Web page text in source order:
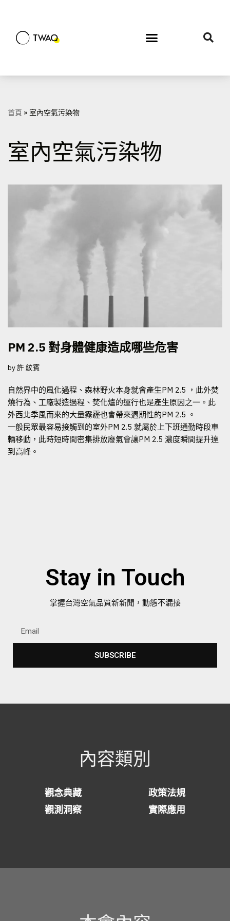
首頁 » 室內空氣污染物
室內空氣污染物
PM 2.5 對身體健康造成哪些危害
by許 紋賓
自然界中的風化過程、森林野火本身就會產生PM 2.5 ，此外焚
燒行為、工廠製造過程、焚化爐的運行也是產生原因之一。此
外西北季風而來的大量霧霾也會帶來週期性的PM 2.5 。
一般民眾最容易接觸到的室外PM 2.5 就屬於上下班通勤時段車
輛移動，此時短時間密集排放廢氣會讓PM 2.5 濃度瞬間提升達
到高峰。
Stay in Touch
掌握台灣空氣品質新新聞，動態不漏接
SUBSCRIBE
內容類別
觀念典藏
政策法規
觀測洞察
實際應用